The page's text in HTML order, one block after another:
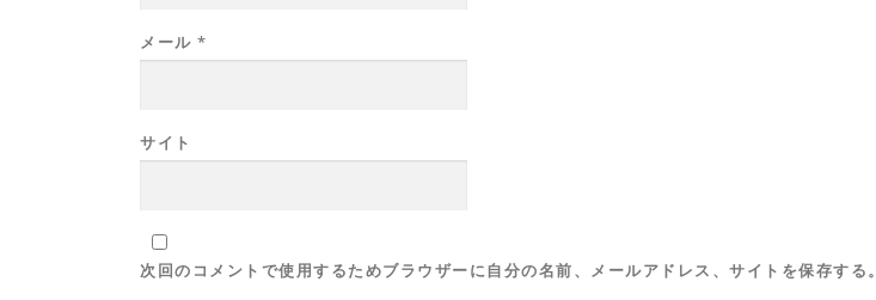
メール *
サイト
次回のコメントで使用するためブラウザーに自分の名前、メールアドレス、サイトを保存する。